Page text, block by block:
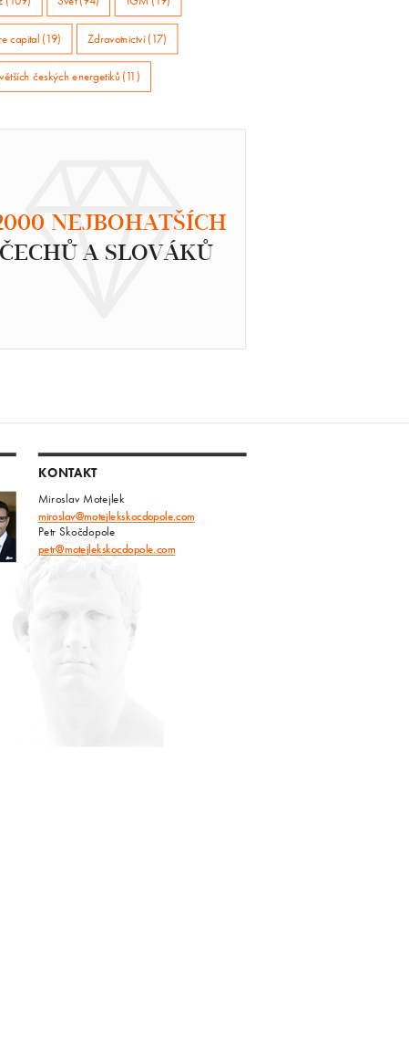
capital (19) Zdravotnictví (17)
českých energetiků (11)
NEJBOHATŠÍCH
ČECHŮ A SLOVÁKŮ
KONTAKT
Miroslav Motejlek
miroslav@motejlekskocdopole.com
Petr Skočdopole
petr@motejlekskocdopole.com